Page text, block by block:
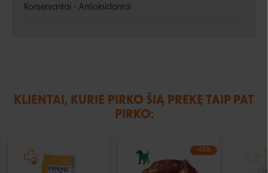
Konservantai - Antioksidantai
KLIENTAI, KURIE PIRKO ŠIĄ PREKĘ TAIP PAT
PIRKO:
−25%